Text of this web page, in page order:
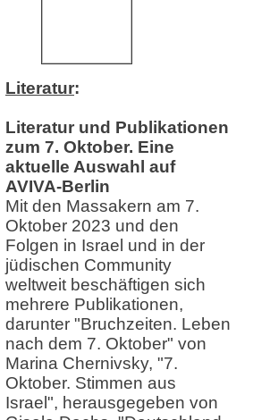
Literatur:
Literatur und Publikationen
zum 7. Oktober. Eine
aktuelle Auswahl auf
AVIVA-Berlin
Mit den Massakern am 7.
Oktober 2023 und den
Folgen in Israel und in der
jüdischen Community
weltweit beschäftigen sich
mehrere Publikationen,
darunter "Bruchzeiten. Leben
nach dem 7. Oktober" von
Marina Chernivsky, "7.
Oktober. Stimmen aus
Israel", herausgegeben von